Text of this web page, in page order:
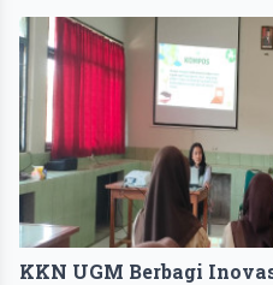
KKN UGM Berbagi